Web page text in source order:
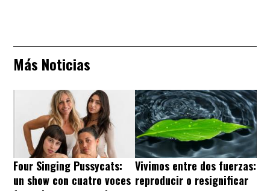
Más Noticias
Four Singing Pussycats:
un show con cuatro voces
Vivimos entre dos fuerzas:
reproducir o resignificar